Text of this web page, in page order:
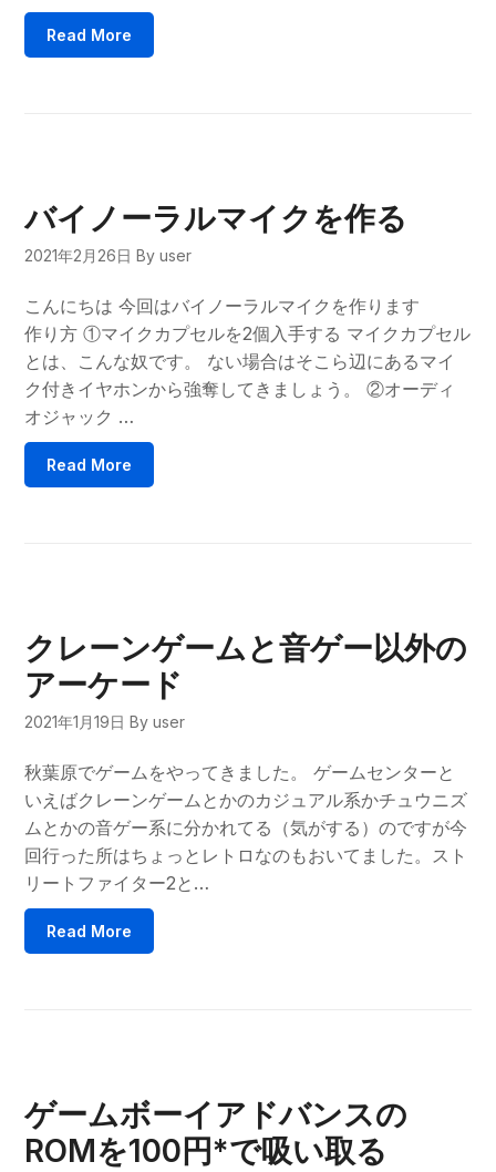
Read More
バイノーラルマイクを作る
2021年2月26日 By user
こんにちは 今回はバイノーラルマイクを作ります
作り方 ①マイクカプセルを2個入手する マイクカプセル
とは、こんな奴です。 ない場合はそこら辺にあるマイ
ク付きイヤホンから強奪してきましょう。 ②オーディ
オジャック …
Read More
クレーンゲームと音ゲー以外の
アーケード
2021年1月19日 By user
秋葉原でゲームをやってきました。 ゲームセンターと
いえばクレーンゲームとかのカジュアル系かチュウニズ
ムとかの音ゲー系に分かれてる（気がする）のですが今
回行った所はちょっとレトロなのもおいてました。スト
リートファイター2と…
Read More
ゲームボーイアドバンスの
ROMを100円*で吸い取る